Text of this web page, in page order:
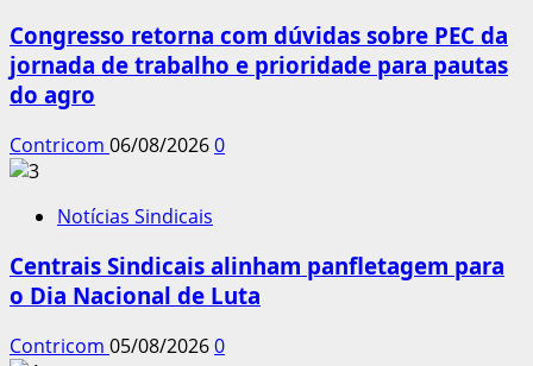
Congresso retorna com dúvidas sobre PEC da
jornada de trabalho e prioridade para pautas
do agro
Contricom 06/08/20260
Notícias Sindicais
Centrais Sindicais alinham panfletagem para
o Dia Nacional de Luta
Contricom 05/08/20260